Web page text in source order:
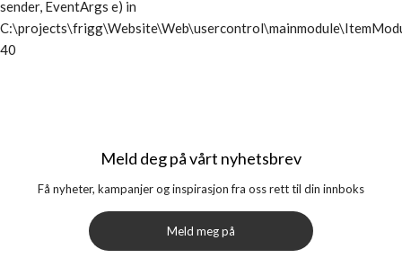
sender, EventArgs e) in
40
Meld deg på vårt nyhetsbrev
Få nyheter, kampanjer og inspirasjon fra oss rett til din innboks
Meld meg på